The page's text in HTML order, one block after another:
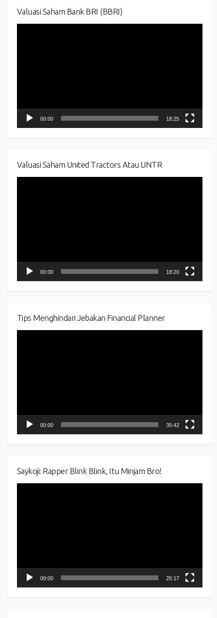
Valuasi Saham Bank BRI (BBRI)
00:00 18:25
Valuasi Saham United Tractors Atau UNTR
00:00 18:20
Tips Menghindari Jebakan Financial Planner
00:00 35:42
Saykoji: Rapper Blink Blink, Itu Minjam Bro!
00:00 25:17